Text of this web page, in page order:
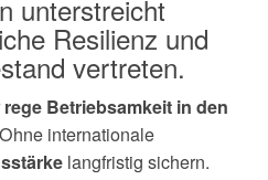
unterstreicht
Resilienz und
vertreten.
rege Betriebsamkeit in den
internationale
langfristig sichern.